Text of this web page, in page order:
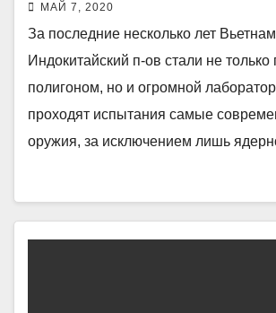
МАЙ 7, 2020
За последние несколько лет
Индокитайский п-ов стали не только
полигоном, но и огромной
проходят испытания самые
оружия, за исключением лишь